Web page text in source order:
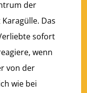
der
Das
sofort
wenn
von der
wie bei